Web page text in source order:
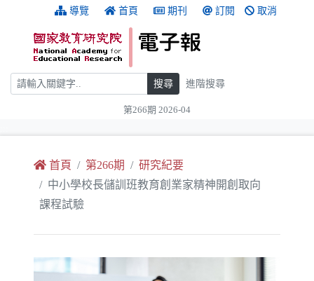
跳到主要內容 導覽 首頁 期刊 訂閱 取消
搜尋 搜尋 進階搜尋
第266期 2026-04
首頁 第266期
研究紀要
中小學校長儲訓班教育創業家精神開創取向
課程試驗